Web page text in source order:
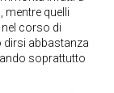
mentre quelli
corso di
abbastanza
soprattutto